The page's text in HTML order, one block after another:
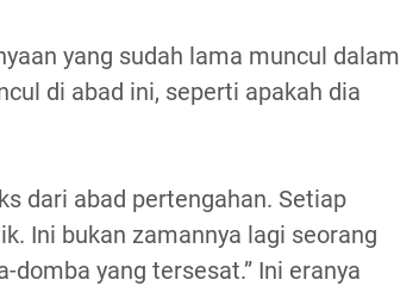
yang sudah lama muncul dalam
di abad ini, seperti apakah dia
dari abad pertengahan. Setiap
Ini bukan zamannya lagi seorang
domba yang tersesat.” Ini eranya